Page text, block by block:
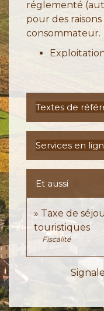
réglementé
pour des
consommateur.
Textes de
Services en
Et aussi
Taxe de
touristiques
Fiscalité